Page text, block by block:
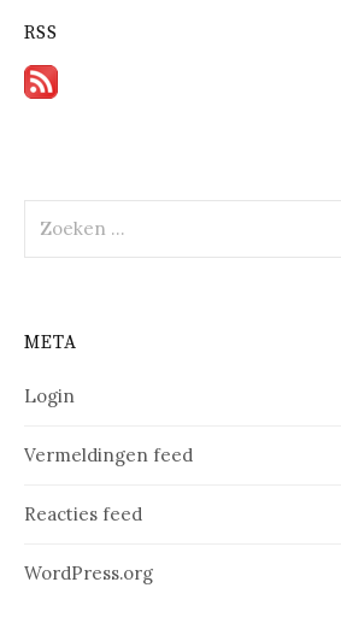
RSS
naar:
META
Login
Vermeldingen feed
Reacties feed
WordPress.org